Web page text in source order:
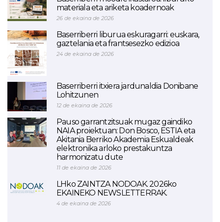
materiala eta ariketa koadernoak
26 de ekaina de 2026
Baserriberri liburua eskuragarri: euskara,
gaztelania eta frantsesezko edizioa
24 de ekaina de 2026
Baserriberri itxiera jardunaldia Donibane
Lohitzunen
12 de ekaina de 2026
Pauso garrantzitsuak mugaz gaindiko
NAIA proiektuan: Don Bosco, ESTIA eta
Akitania Berriko Akademia Eskualdeak
elektronika arloko prestakuntza
harmonizatu dute
11 de ekaina de 2026
LHko ZAINTZA NODOAK. 2026ko
EKAINEKO NEWSLETTERRAK.
4 de ekaina de 2026